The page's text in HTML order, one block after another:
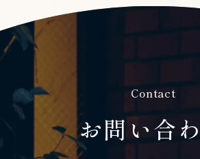
Contact
お問い合